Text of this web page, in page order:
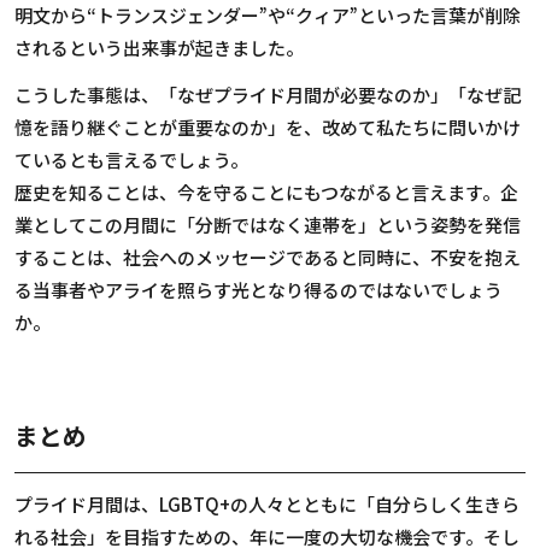
明文から“トランスジェンダー”や“クィア”といった言葉が削除
されるという出来事が起きました。
こうした事態は、「なぜプライド月間が必要なのか」「なぜ記
憶を語り継ぐことが重要なのか」を、改めて私たちに問いかけ
ているとも言えるでしょう。
歴史を知ることは、今を守ることにもつながると言えます。企
業としてこの月間に「分断ではなく連帯を」という姿勢を発信
することは、社会へのメッセージであると同時に、不安を抱え
る当事者やアライを照らす光となり得るのではないでしょう
か。
まとめ
プライド月間は、LGBTQ+の人々とともに「自分らしく生きら
れる社会」を目指すための、年に一度の大切な機会です。そし